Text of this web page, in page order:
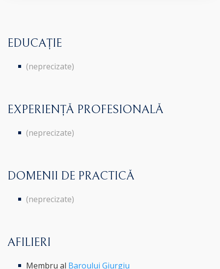
EDUCAȚIE
(neprecizate)
EXPERIENȚĂ PROFESIONALĂ
(neprecizate)
DOMENII DE PRACTICĂ
(neprecizate)
AFILIERI
Membru al Baroului Giurgiu